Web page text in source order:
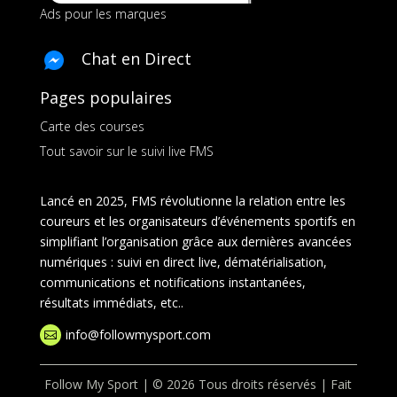
Ads pour les marques
Chat en Direct
Pages populaires
Carte des courses
Tout savoir sur le suivi live FMS
Lancé en 2025, FMS révolutionne la relation entre les
coureurs et les organisateurs d’événements sportifs en
simplifiant l’organisation grâce aux dernières avancées
numériques : suivi en direct live, dématérialisation,
communications et notifications instantanées,
résultats immédiats, etc..
 info@followmysport.com
Follow My Sport | © 2026 Tous droits réservés | Fait